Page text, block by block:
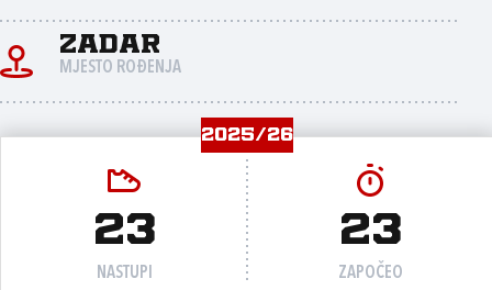
Zadar
MJESTO ROĐENJA
2025/26
23
NASTUPI
23
ZAPOČEO